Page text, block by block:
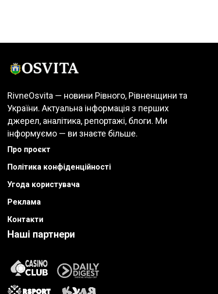
RivneOsvita — новини Рівного, Рівненщини та
України. Актуальна інформація з перших
джерел, аналітика, репортажі, блоги. Ми
інформуємо — ви знаєте більше.
Про проєкт
Політика конфіденційності
Угода користувача
Реклама
Контакти
Наші партнери